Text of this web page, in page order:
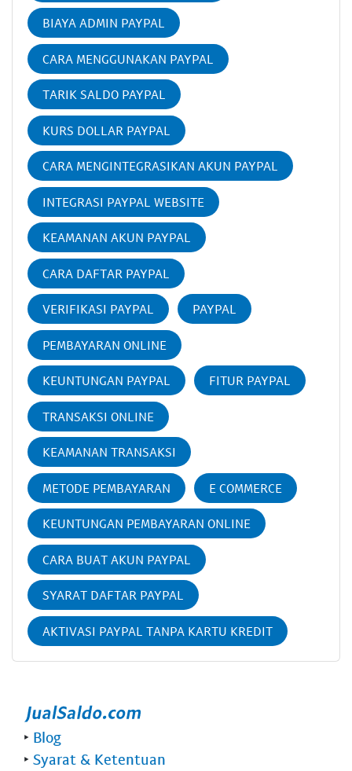
BIAYA ADMIN PAYPAL
CARA MENGGUNAKAN PAYPAL
TARIK SALDO PAYPAL
KURS DOLLAR PAYPAL
CARA MENGINTEGRASIKAN AKUN PAYPAL
INTEGRASI PAYPAL WEBSITE
KEAMANAN AKUN PAYPAL
CARA DAFTAR PAYPAL
VERIFIKASI PAYPAL PAYPAL
PEMBAYARAN ONLINE
KEUNTUNGAN PAYPAL FITUR PAYPAL
TRANSAKSI ONLINE
KEAMANAN TRANSAKSI
METODE PEMBAYARAN E COMMERCE
KEUNTUNGAN PEMBAYARAN ONLINE
CARA BUAT AKUN PAYPAL
SYARAT DAFTAR PAYPAL
AKTIVASI PAYPAL TANPA KARTU KREDIT
‣ Blog
‣ Syarat & Ketentuan